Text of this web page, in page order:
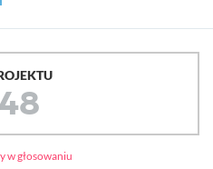
w głosowaniu